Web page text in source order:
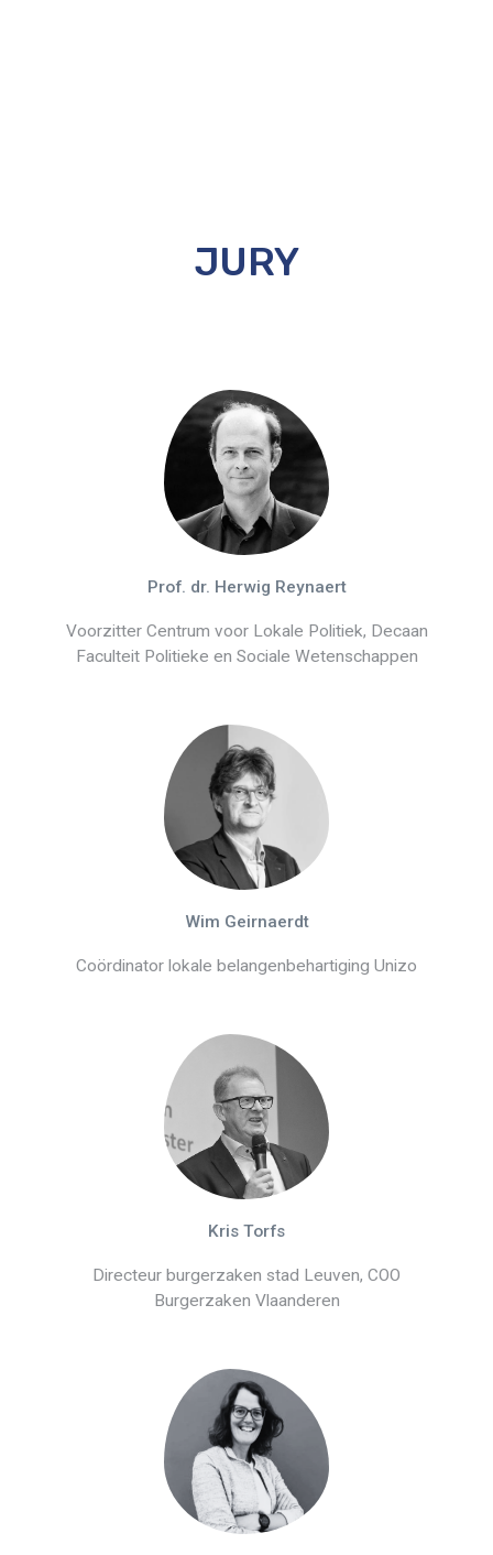
JURY
Prof. dr. Herwig Reynaert
Voorzitter Centrum voor Lokale Politiek, Decaan
Faculteit Politieke en Sociale Wetenschappen
Wim Geirnaerdt
Coördinator lokale belangenbehartiging Unizo
Kris Torfs
Directeur burgerzaken stad Leuven, COO
Burgerzaken Vlaanderen